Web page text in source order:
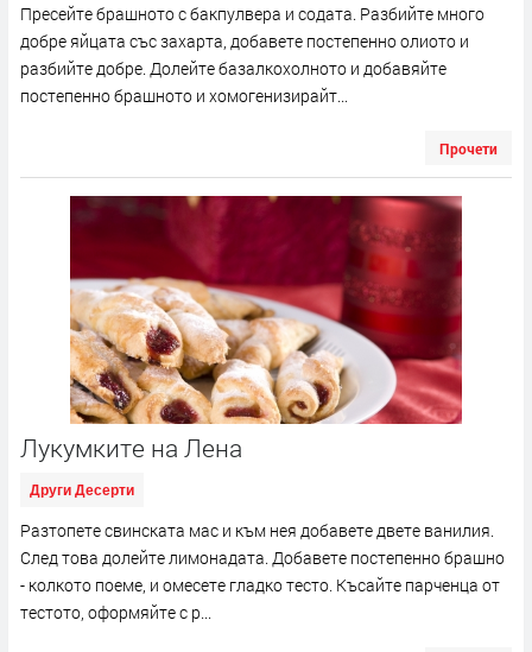
Пресейте брашното с бакпулвера и содата. Разбийте много
добре яйцата със захарта, добавете постепенно олиото и
разбийте добре. Долейте базалкохолното и добавяйте
постепенно брашното и хомогенизирайт...
Прочети
Лукумките на Лена
Други Десерти
Разтопете свинската мас и към нея добавете двете ванилия.
След това долейте лимонадата. Добавете постепенно брашно
- колкото поеме, и омесете гладко тесто. Късайте парченца от
тестото, оформяйте с р...